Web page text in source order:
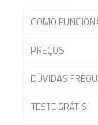
COMO
PREÇOS
DÚVIDAS
TESTE GRÁTIS